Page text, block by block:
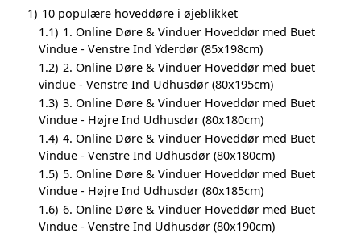
1) 10 populære hoveddøre i øjeblikket
1.1) 1. Online Døre & Vinduer Hoveddør med Buet
Vindue - Venstre Ind Yderdør (85x198cm)
1.2) 2. Online Døre & Vinduer Hoveddør med buet
vindue - Venstre Ind Udhusdør (80x195cm)
1.3) 3. Online Døre & Vinduer Hoveddør med Buet
Vindue - Højre Ind Udhusdør (80x180cm)
1.4) 4. Online Døre & Vinduer Hoveddør med Buet
Vindue - Venstre Ind Udhusdør (80x180cm)
1.5) 5. Online Døre & Vinduer Hoveddør med Buet
Vindue - Højre Ind Udhusdør (80x185cm)
1.6) 6. Online Døre & Vinduer Hoveddør med Buet
Vindue - Venstre Ind Udhusdør (80x190cm)